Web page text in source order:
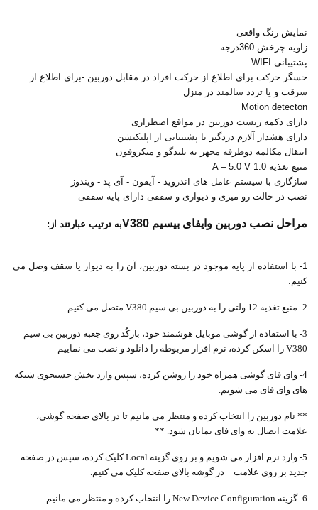
نمایش رنگ واقعی
زاویه چرخش 360درجه
پشتیبانی WIFI
حسگر حرکت برای اطلاع از حرکت افراد در مقابل دوربین -برای اطلاع از
سرقت و یا تردد سالمند در منزل
Motion detecton
دارای دکمه ریست دوربین در مواقع اضطراری
دارای هشدار آلارم دزدگیر با پشتیبانی از اپلیکیشن
انتقال مکالمه دوطرفه مجهز به بلندگو و میکروفون
منبع تغذیه 1.0 A – 5.0 V
سازگاری با سیستم عامل های اندروید - آیفون - آی پد - ویندوز
نصب در حالت رو میزی و دیواری و سقفی دارای پایه سقفی
مراحل نصب دوربین وایفای بیسیم V380 به ترتیب عبارتند از:
1- با استفاده از پایه موجود در بسته دوربین، آن را به دیوار یا سقف وصل می
کنیم.
2- منبع تغذیه 12 ولتی را به دوربین بی سیم V380 متصل می کنیم.
3- با استفاده از گوشی موبایل هوشمند خود، بارکُد روی جعبه دوربین بی سیم
V380 را اسکن کرده، نرم افزار مربوطه را دانلود و نصب می نماییم
4- وای فای گوشی همراه خود را روشن کرده، سپس وارد بخش جستجوی شبکه
های وای فای می شویم.
** نام دوربین را انتخاب کرده و منتظر می مانیم تا در بالای صفحه گوشی،
علامت اتصال به وای فای نمایان شود. **
5- وارد نرم افزار می شویم و بر روی گزینه Local کلیک کرده، سپس در صفحه
جدید بر روی علامت + در گوشه بالای صفحه کلیک می کنیم.
6- گزینه New Device Configuration را انتخاب کرده و منتظر می مانیم.